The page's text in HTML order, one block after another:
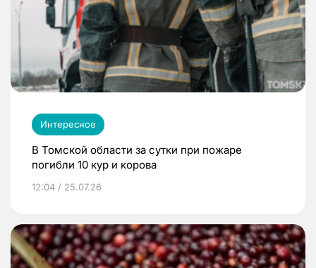
Интересное
В Томской области за сутки при пожаре
погибли 10 кур и корова
12:04 / 25.07.26